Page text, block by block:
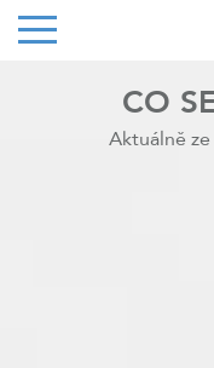
CO
Aktuálně